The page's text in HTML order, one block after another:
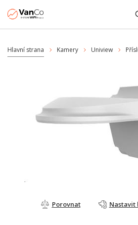
Hlavní strana Kamery Uniview
Porovnat Nastavit